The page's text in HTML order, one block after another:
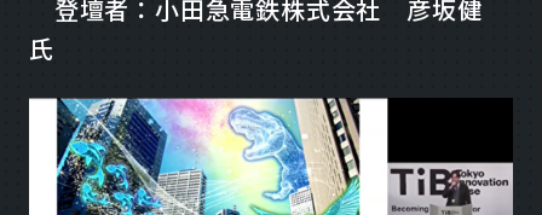
登壇者：小田急電鉄株式会社 彦坂健
氏